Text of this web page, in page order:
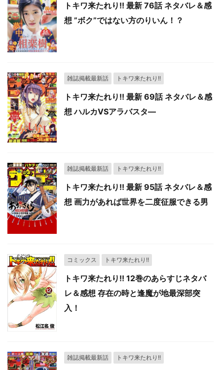
トキワ来たれり!! 最新 76話 ネタバレ＆感
想 ”ボク”ではない方のりいん！？
雑誌掲載最新話 トキワ来たれり!!
トキワ来たれり!! 最新 69話 ネタバレ＆感
想 ハルカVSアラバスタ―
雑誌掲載最新話 トキワ来たれり!!
トキワ来たれり!! 最新 95話 ネタバレ＆感
想 画力があれば世界を二度征服できる男
コミックス トキワ来たれり!!
トキワ来たれり!! 12巻のあらすじネタバ
レ＆感想 存在の時と逢魔が地最深部突
入！
雑誌掲載最新話 トキワ来たれり!!